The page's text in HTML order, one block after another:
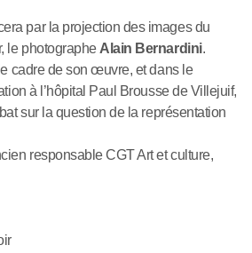
par la projection des images du
le photographe Alain Bernardini.
cadre de son œuvre, et dans le
à l’hôpital Paul Brousse de Villejuif,
sur la question de la représentation
responsable CGT Art et culture,